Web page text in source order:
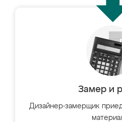
Замер и
Дизайнер-замерщик